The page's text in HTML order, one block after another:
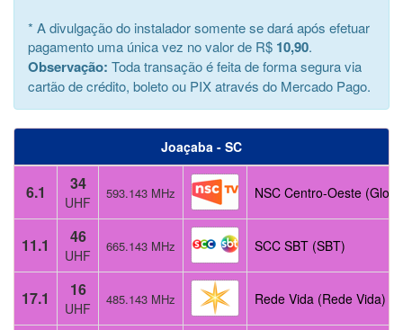
* A divulgação do instalador somente se dará após efetuar
pagamento uma única vez no valor de R$ 10,90.
Observação: Toda transação é feita de forma segura via
cartão de crédito, boleto ou PIX através do Mercado Pago.
Joaçaba - SC
6.1 34
UHF
593.143 MHz NSC Centro-Oeste
11.1 46
UHF
665.143 MHz SCC SBT (SBT)
17.1 16
UHF
485.143 MHz Rede Vida (Rede Vida)